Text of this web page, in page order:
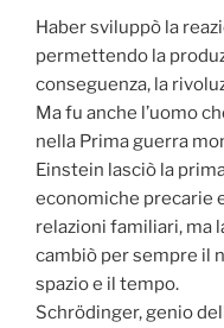
Haber sviluppò la
permettendo la
conseguenza, la
Ma fu anche l’uomo
nella Prima guerra
Einstein lasciò la
economiche precarie
relazioni familiari, ma
cambiò per sempre il
spazio e il tempo.
Schrödinger, genio